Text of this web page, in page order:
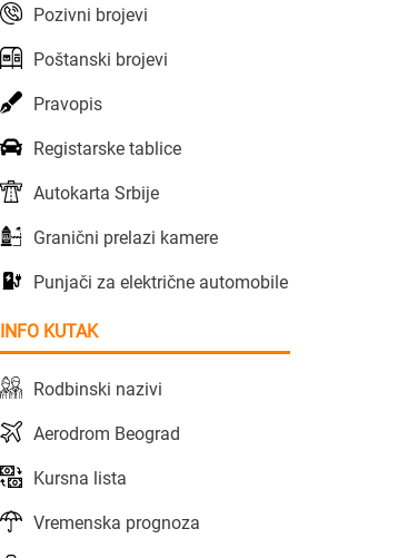
Pozivni brojevi
Poštanski brojevi
Pravopis
Registarske tablice
Autokarta Srbije
Granični prelazi kamere
Punjači za električne automobile
INFO KUTAK
Rodbinski nazivi
Aerodrom Beograd
Kursna lista
Vremenska prognoza